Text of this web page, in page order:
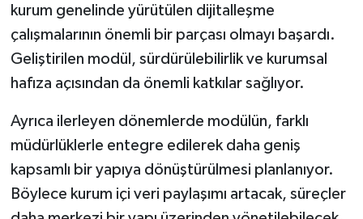
kurum genelinde yürütülen dijitalleşme
çalışmalarının önemli bir parçası olmayı başardı.
Geliştirilen modül, sürdürülebilirlik ve kurumsal
hafıza açısından da önemli katkılar sağlıyor.
Ayrıca ilerleyen dönemlerde modülün, farklı
müdürlüklerle entegre edilerek daha geniş
kapsamlı bir yapıya dönüştürülmesi planlanıyor.
Böylece kurum içi veri paylaşımı artacak, süreçler